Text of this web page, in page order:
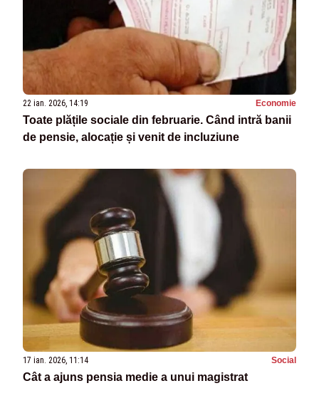
22 ian. 2026, 14:19 Economie
Toate plățile sociale din februarie. Când intră banii
de pensie, alocație și venit de incluziune
17 ian. 2026, 11:14 Social
Cât a ajuns pensia medie a unui magistrat